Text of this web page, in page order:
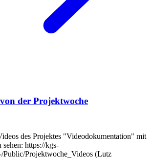
der Projektwoche
des Projektes "Videodokumentation" mit
sehen: https://kgs-
Public/Projektwoche_Videos (Lutz